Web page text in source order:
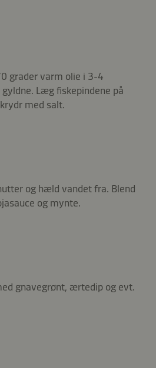
grader varm olie i 3-4
Læg fiskepindene på
med salt.
og hæld vandet fra. Blend
og mynte.
gnavegrønt, ærtedip og evt.